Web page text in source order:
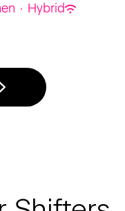
· Hybrid